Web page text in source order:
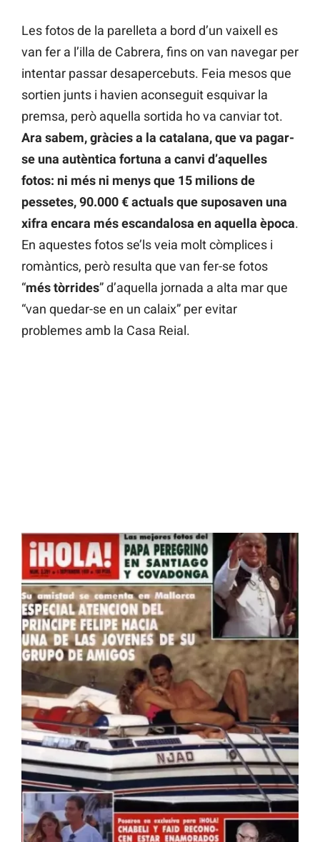
Les fotos de la parelleta a bord d’un vaixell es
van fer a l’illa de Cabrera, fins on van navegar per
intentar passar desapercebuts. Feia mesos que
sortien junts i havien aconseguit esquivar la
premsa, però aquella sortida ho va canviar tot.
Ara sabem, gràcies a la catalana, que va pagar-
se una autèntica fortuna a canvi d’aquelles
fotos: ni més ni menys que 15 milions de
pessetes, 90.000 € actuals que suposaven una
xifra encara més escandalosa en aquella època.
En aquestes fotos se’ls veia molt còmplices i
romàntics, però resulta que van fer-se fotos
“més tòrrides” d’aquella jornada a alta mar que
“van quedar-se en un calaix” per evitar
problemes amb la Casa Reial.